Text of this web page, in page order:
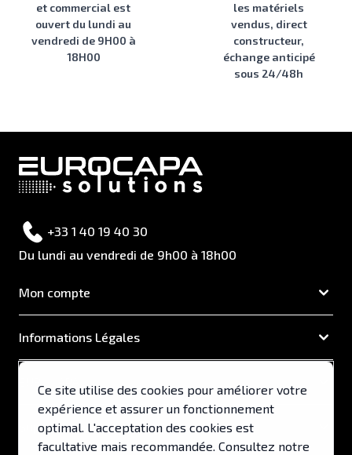
et commercial est
ouvert du lundi au
vendredi de 9H00 à
18H00
les matériels
vendus, direct
constructeur,
échange anticipé
sous 24/48h
+33 1 40 19 40 30
Du lundi au vendredi de 9h00 à 18h00
Mon compte
Informations Légales
Support & Services
Ce site utilise des cookies pour améliorer votre
expérience et assurer un fonctionnement
optimal. L'acceptation des cookies est
facultative mais recommandée. Consultez notre